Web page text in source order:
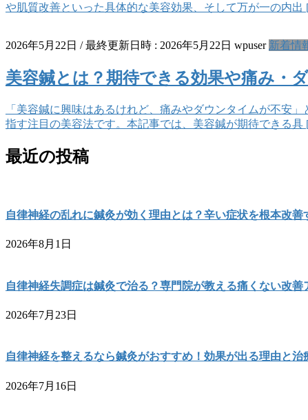
や肌質改善といった具体的な美容効果、そして万が一の内
2026年5月22日 / 最終更新日時 : 2026年5月22日 wpuser 新着情
美容鍼とは？期待できる効果や痛み・
「美容鍼に興味はあるけれど、痛みやダウンタイムが不安
指す注目の美容法です。本記事では、美容鍼が期待できる
最近の投稿
自律神経の乱れに鍼灸が効く理由とは？辛い症状を根本改善
2026年8月1日
自律神経失調症は鍼灸で治る？専門院が教える痛くない改善
2026年7月23日
自律神経を整えるなら鍼灸がおすすめ！効果が出る理由と治
2026年7月16日